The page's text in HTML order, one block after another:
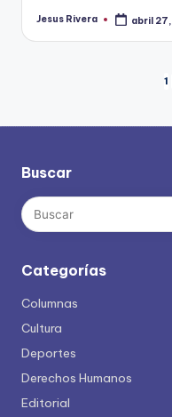
Publicado
Jesus Rivera abril
Paginación
de
entradas
1
Buscar
Categorías
Columnas
Cultura
Deportes
Derechos Humanos
Editorial